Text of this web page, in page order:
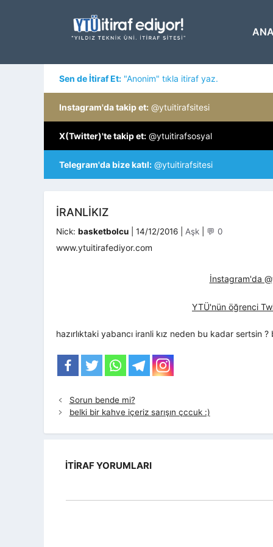
Sen de İtiraf Et: "Anonim" tıkla itiraf yaz.
Instagram'da takip et: @ytuitirafsitesi
X(Twitter)'te takip et: @ytuitirafsosyal
Telegram'da bize katıl: @ytuitirafsitesi
IRANLIKIZ
Nick: basketbolcu 14/12/2016 Kategoriler
Aşk 💬 0
www.ytuitirafediyor.com
İnstagram'da
YTÜ'nün öğrenci
hazırlıktaki yabancı iranli kız neden bu kadar
Sorun bende mi?
belki bir kahve içeriz sarışın çccuk :)
İTIRAF YORUMLARI